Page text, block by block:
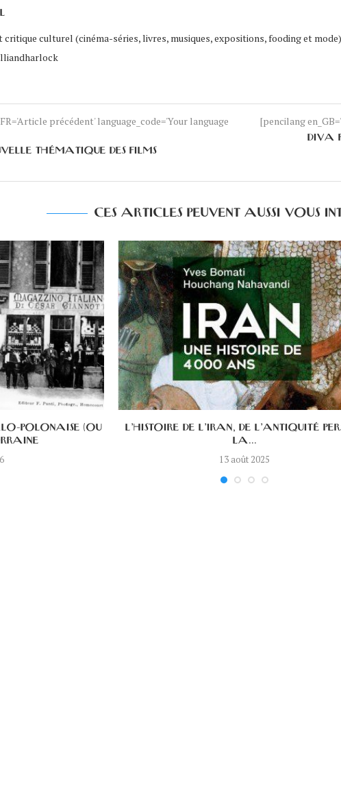
critique culturel (cinéma-séries, livres, musiques, expositions, fooding et
précédent' language_code='Your language
THÉMATIQUE DES FILMS
[pencilang
DIVA
CES ARTICLES PEUVENT AUSSI VOUS
POLONAISE (OU
L’HISTOIRE DE L’IRAN, DE L’ANTIQUITÉ
LA...
13 août 2025